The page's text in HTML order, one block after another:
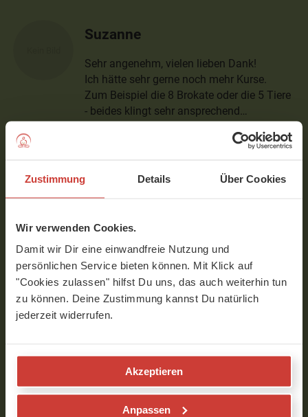
Zustimmung Details Über Cookies
Wir verwenden Cookies.
Damit wir Dir eine einwandfreie Nutzung und
persönlichen Service bieten können. Mit Klick auf
"Cookies zulassen" hilfst Du uns, das auch weiterhin tun
zu können. Deine Zustimmung kannst Du natürlich
jederzeit widerrufen.
Akzeptieren
Anpassen
Suzanne
Sehr angenehm, vielen lieben Dank!
Ich hätte sehr gerne noch mehr Kurse.
Zum Beispiel die 8 Brokate oder die 5 Tiere
- beides klingt sehr ansprechend…
naissan
kommen, ich bin sicher :) viele
Grüße!! Naissan
Verfasst am 16.09.2022 um 09:48
Nicole
gut gefallen. Ich würde mich sehr über
weiter Videos freuen. Bis dahin hab ich
noch genug zum Üben mit dieser schönen